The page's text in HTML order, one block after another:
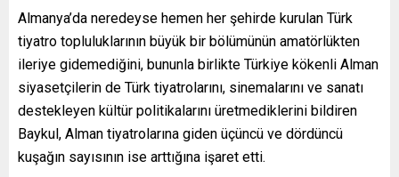
Almanya’da neredeyse hemen her şehirde kurulan Türk
tiyatro topluluklarının büyük bir bölümünün amatörlükten
ileriye gidemediğini, bununla birlikte Türkiye kökenli Alman
siyasetçilerin de Türk tiyatrolarını, sinemalarını ve sanatı
destekleyen kültür politikalarını üretmediklerini bildiren
Baykul, Alman tiyatrolarına giden üçüncü ve dördüncü
kuşağın sayısının ise arttığına işaret etti.